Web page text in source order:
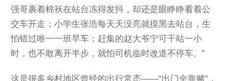
强哥裹着棉袄在站台冻得发抖，却还是眼睁睁看着公
交车开走；小学生张浩每天天没亮就摸黑去站台，生
怕错过唯一一班早车；赶集的赵大爷宁可干站一小
时，也不敢离开半步，就怕司机临时改道不停车。”
这是很多乡村地区曾经的出行常态——“出门全靠赌”，